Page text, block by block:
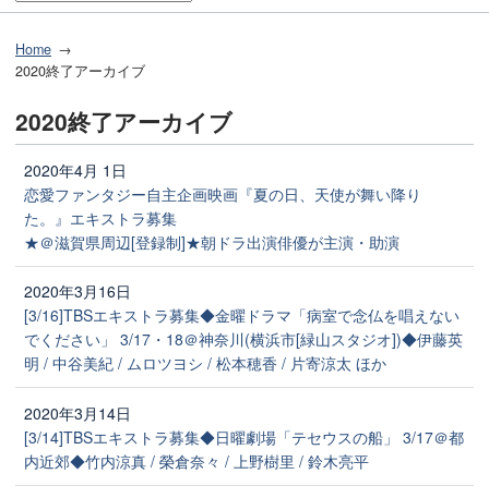
Home
2020終了アーカイブ
2020終了アーカイブ
2020年4月 1日
恋愛ファンタジー自主企画映画『夏の日、天使が舞い降り
た。』エキストラ募集
★＠滋賀県周辺[登録制]★朝ドラ出演俳優が主演・助演
2020年3月16日
[3/16]TBSエキストラ募集◆金曜ドラマ「病室で念仏を唱えない
でください」 3/17・18＠神奈川(横浜市[緑山スタジオ])◆伊藤英
明 / 中谷美紀 / ムロツヨシ / 松本穂香 / 片寄涼太 ほか
2020年3月14日
[3/14]TBSエキストラ募集◆日曜劇場「テセウスの船」 3/17＠都
内近郊◆竹内涼真 / 榮倉奈々 / 上野樹里 / 鈴木亮平